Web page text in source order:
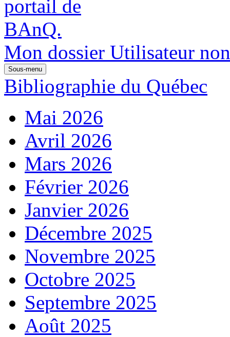
Mon dossier Utilisateur
Sous-menu
Bibliographie du Québec
Mai 2026
Avril 2026
Mars 2026
Février 2026
Janvier 2026
Décembre 2025
Novembre 2025
Octobre 2025
Septembre 2025
Août 2025